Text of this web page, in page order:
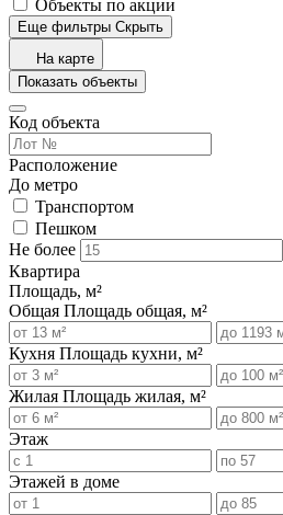
Объекты по акции
Еще фильтры Скрыть
На карте
Показать объекты
Код объекта
Расположение
До метро
Транспортом
Пешком
Не более
Квартира
Площадь, м²
Общая Площадь общая, м²
Кухня Площадь кухни, м²
Жилая Площадь жилая, м²
Этаж
Этажей в доме